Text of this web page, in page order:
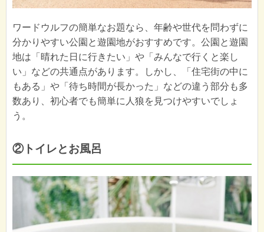
ワードウルフの簡単なお題なら、年齢や世代を問わずに
分かりやすい公園と遊園地がおすすめです。公園と遊園
地は「晴れた日に行きたい」や「みんなで行くと楽し
い」などの共通点があります。しかし、「住宅街の中に
もある」や「待ち時間が長かった」などの違う部分も多
数あり、初心者でも簡単に人狼を見つけやすいでしょ
う。
②トイレとお風呂